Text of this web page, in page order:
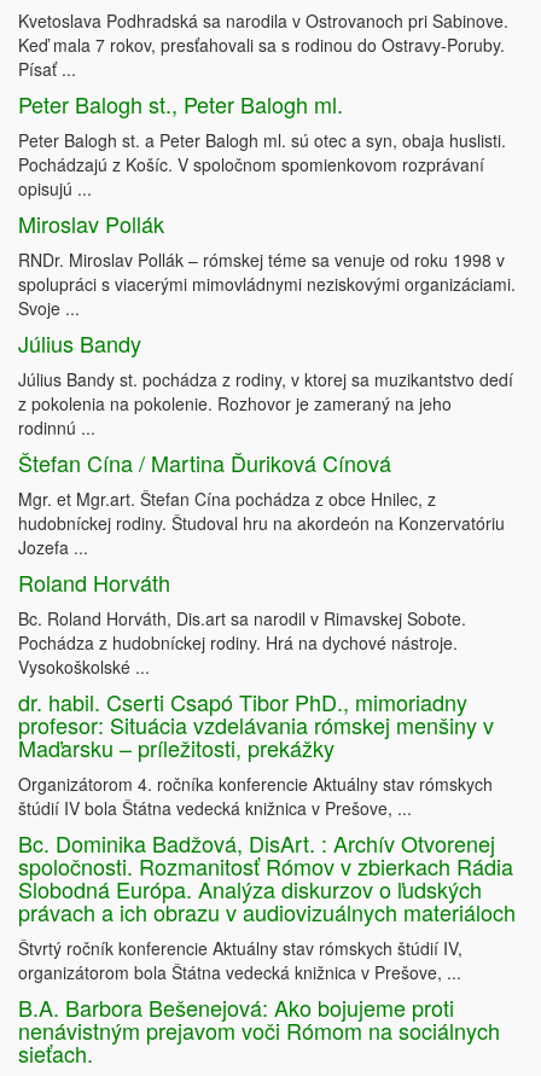
Kvetoslava Podhradská sa narodila v Ostrovanoch pri Sabinove.
Keď mala 7 rokov, presťahovali sa s rodinou do Ostravy-Poruby.
Písať ...
Peter Balogh st., Peter Balogh ml.
Peter Balogh st. a Peter Balogh ml. sú otec a syn, obaja huslisti.
Pochádzajú z Košíc. V spoločnom spomienkovom rozprávaní
opisujú ...
Miroslav Pollák
RNDr. Miroslav Pollák – rómskej téme sa venuje od roku 1998 v
spolupráci s viacerými mimovládnymi neziskovými organizáciami.
Svoje ...
Július Bandy
Július Bandy st. pochádza z rodiny, v ktorej sa muzikantstvo dedí
z pokolenia na pokolenie. Rozhovor je zameraný na jeho
rodinnú ...
Štefan Cína / Martina Ďuriková Cínová
Mgr. et Mgr.art. Štefan Cína pochádza z obce Hnilec, z
hudobníckej rodiny. Študoval hru na akordeón na Konzervatóriu
Jozefa ...
Roland Horváth
Bc. Roland Horváth, Dis.art sa narodil v Rimavskej Sobote.
Pochádza z hudobníckej rodiny. Hrá na dychové nástroje.
Vysokoškolské ...
dr. habil. Cserti Csapó Tibor PhD., mimoriadny
profesor: Situácia vzdelávania rómskej menšiny v
Maďarsku – príležitosti, prekážky
Organizátorom 4. ročníka konferencie Aktuálny stav rómskych
štúdií IV bola Štátna vedecká knižnica v Prešove, ...
Bc. Dominika Badžová, DisArt. : Archív Otvorenej
spoločnosti. Rozmanitosť Rómov v zbierkach Rádia
Slobodná Európa. Analýza diskurzov o ľudských
právach a ich obrazu v audiovizuálnych materiáloch
Štvrtý ročník konferencie Aktuálny stav rómskych štúdií IV,
organizátorom bola Štátna vedecká knižnica v Prešove, ...
B.A. Barbora Bešenejová: Ako bojujeme proti
nenávistným prejavom voči Rómom na sociálnych
sieťach.